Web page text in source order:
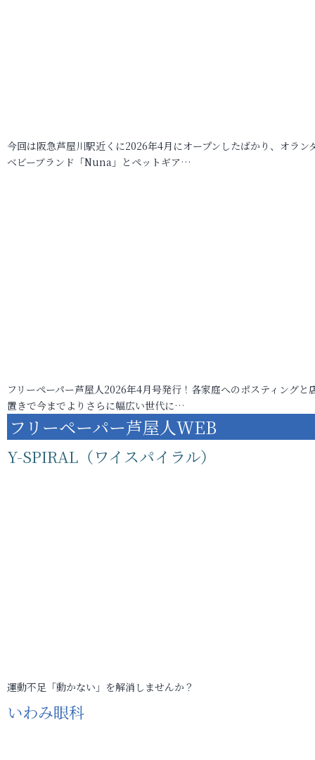
今回は阪急芦屋川駅近くに2026年4月にオープンしたばかり、オラン
ベビーブランド「Nuna」とペットギア…
フリーペーパー芦屋人2026年4月号発行！各家庭へのポスティングと
置きで今までよりさらに幅広い世代に…
フリーペーパー芦屋人WEB
Y-SPIRAL（ワイスパイラル）
運動不足「動かない」を解消しませんか？
いわみ眼科